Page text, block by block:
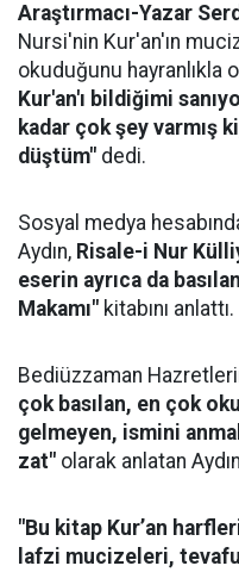
Araştırmacı-Yazar
Nursi'nin Kur'an'ın
okuduğunu hayranlıkla
Kur'an'ı bildiğimi
kadar çok şey varmış
düştüm" dedi.
Sosyal medya
Aydın, Risale-i Nur
eserin ayrıca da
Makamı" kitabını anlattı.
Bediüzzaman
çok basılan, en çok
gelmeyen, ismini
zat" olarak anlatan
"Bu kitap Kur’an
lafzi mucizeleri,